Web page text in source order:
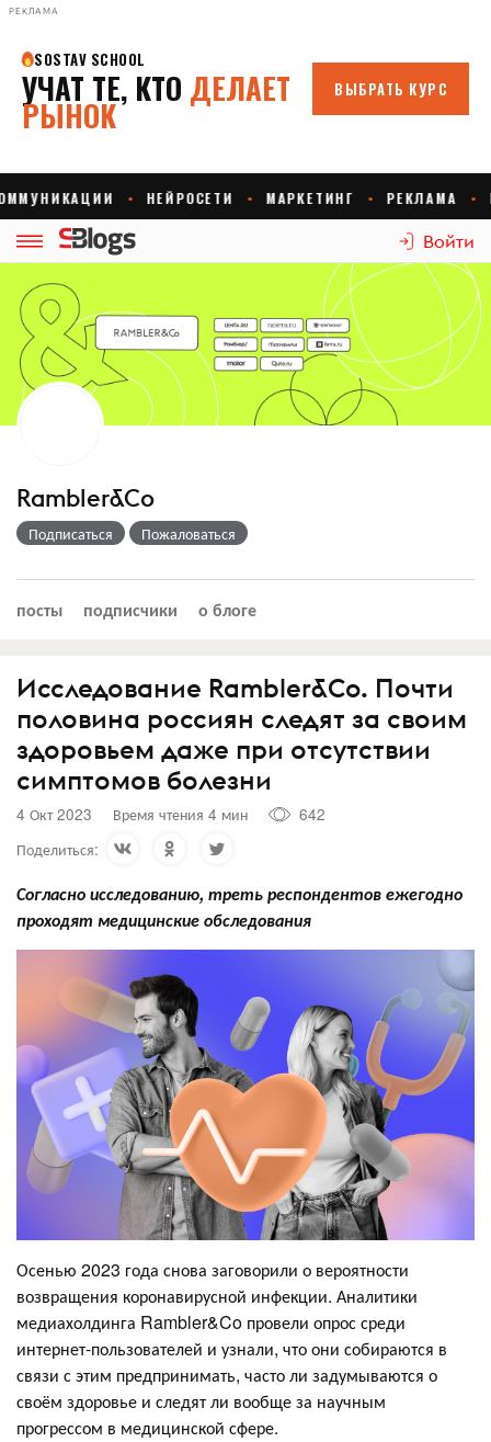
РЕКЛАМА
Войти
Rambler&Co
Подписаться Пожаловаться
посты подписчики о блоге
Исследование Rambler&Co. Почти
половина россиян следят за своим
здоровьем даже при отсутствии
симптомов болезни
4 Окт 2023 Время чтения 4 мин
642
Поделиться:
Согласно исследованию, треть респондентов ежегодно
проходят медицинские обследования
Осенью 2023 года снова заговорили о вероятности
возвращения коронавирусной инфекции. Аналитики
медиахолдинга Rambler&Co провели опрос среди
интернет-пользователей и узнали, что они собираются в
связи с этим предпринимать, часто ли задумываются о
своём здоровье и следят ли вообще за научным
прогрессом в медицинской сфере.